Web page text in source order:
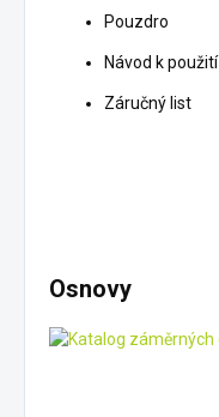
Pouzdro
Návod k použití
Záručný list
Osnovy